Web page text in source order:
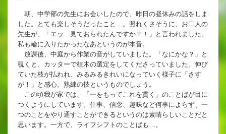
朝、中学部の先生にお会いしたので、昨日の昼休みの話をしま
した。とても楽しそうだったこと…。照れくさそうに、お二人の
先生が、「エッ 見ておられたんですか？！」と言われました。
私も輪に入りたかったなあというのが本音。
放課後、中庭から作業の音がしていました。「なにかな？」と
覗くと、カッターで植木の選定をしてくださっていました。伸び
ていた枝が払われ、みるみるきれいになっていく様子に「さす
が！」と感心。熟練の技というものでしょう。
この頃我が家では、「一をもってこれを貫く」のことばが目に
つくようにしています。仕事、信念、趣味など何事によらず、一
つのことをやり通すことができるというのは素晴らしいことだと
思います。一方で、ライフシフトのことばも…。
充実のフォローアップ体制
英語教育
両コース共通の取り組み
施設紹介